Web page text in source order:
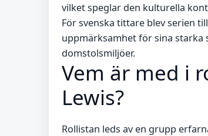
vilket speglar den kulturella
För svenska tittare blev serien
uppmärksamhet för sina starka
domstolsmiljöer.
Vem är med i
Lewis?
Rollistan leds av en grupp